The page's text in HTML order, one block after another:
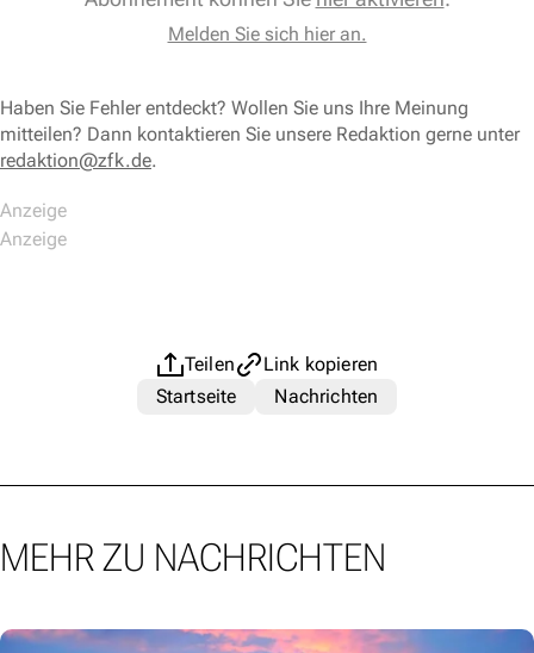
Melden Sie sich hier an.
Haben Sie Fehler entdeckt? Wollen Sie uns Ihre Meinung
mitteilen? Dann kontaktieren Sie unsere Redaktion gerne unter
redaktion@zfk.de.
Teilen
Link kopieren
Startseite
Nachrichten
MEHR ZU NACHRICHTEN